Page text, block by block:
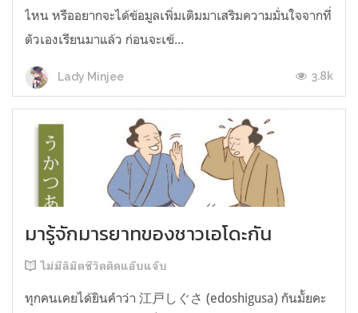
ไหน หรืออยากจะได้ข้อมูลเพิ่มเติมมาเสริมความมั่นใจจากที่
ตัวเองเรียนมาแล้ว ก่อนจะเข้...
Lady Minjee 3.8k
มารู้จักมารยาทของชาวเอโดะกัน
ไม่มีลิมิตชีวิตติดแอ๊บแจ๊บ
ทุกคนเคยได้ยินคำว่า 江戸しぐさ (edoshigusa) กันมั้ยคะ